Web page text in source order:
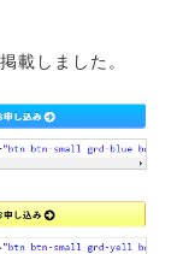
載しました。